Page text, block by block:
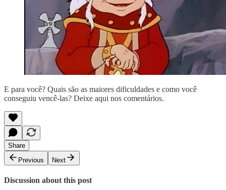
E para você? Quais são as maiores dificuldades e como você
conseguiu vencê-las? Deixe aqui nos comentários.
Share
Previous
Next
Discussion about this post